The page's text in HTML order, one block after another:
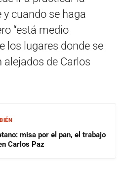
cuando se haga
“está medio
los lugares donde se
alejados de Carlos
misa por el pan, el trabajo
Carlos Paz